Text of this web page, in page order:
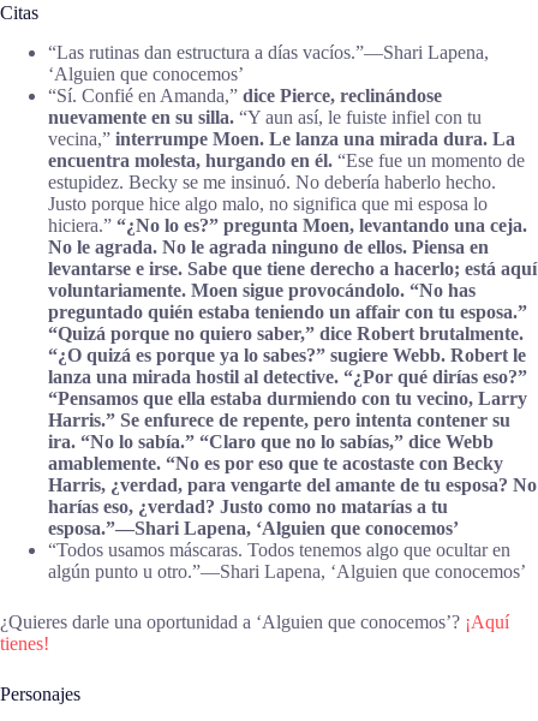
Citas
“Las rutinas dan estructura a días vacíos.”―Shari Lapena,
‘Alguien que conocemos’
“Sí. Confié en Amanda,” dice Pierce, reclinándose
nuevamente en su silla. “Y aun así, le fuiste infiel con tu
vecina,” interrumpe Moen. Le lanza una mirada dura. La
encuentra molesta, hurgando en él. “Ese fue un momento de
estupidez. Becky se me insinuó. No debería haberlo hecho.
Justo porque hice algo malo, no significa que mi esposa lo
hiciera.” “¿No lo es?” pregunta Moen, levantando una ceja.
No le agrada. No le agrada ninguno de ellos. Piensa en
levantarse e irse. Sabe que tiene derecho a hacerlo; está aquí
voluntariamente. Moen sigue provocándolo. “No has
preguntado quién estaba teniendo un affair con tu esposa.”
“Quizá porque no quiero saber,” dice Robert brutalmente.
“¿O quizá es porque ya lo sabes?” sugiere Webb. Robert le
lanza una mirada hostil al detective. “¿Por qué dirías eso?”
“Pensamos que ella estaba durmiendo con tu vecino, Larry
Harris.” Se enfurece de repente, pero intenta contener su
ira. “No lo sabía.” “Claro que no lo sabías,” dice Webb
amablemente. “No es por eso que te acostaste con Becky
Harris, ¿verdad, para vengarte del amante de tu esposa? No
harías eso, ¿verdad? Justo como no matarías a tu
esposa.”―Shari Lapena, ‘Alguien que conocemos’
“Todos usamos máscaras. Todos tenemos algo que ocultar en
algún punto u otro.”―Shari Lapena, ‘Alguien que conocemos’
¿Quieres darle una oportunidad a ‘Alguien que conocemos’? ¡Aquí
tienes!
Personajes